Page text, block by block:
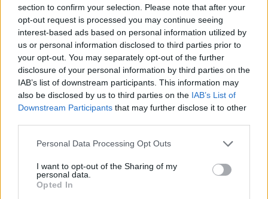
section to confirm your selection. Please note that after your
opt-out request is processed you may continue seeing
interest-based ads based on personal information utilized by
us or personal information disclosed to third parties prior to
your opt-out. You may separately opt-out of the further
disclosure of your personal information by third parties on the
IAB’s list of downstream participants. This information may
also be disclosed by us to third parties on the IAB’s List of
Downstream Participants that may further disclose it to other
Personal Data Processing Opt Outs
I want to opt-out of the Sharing of my
personal data.
Opted In